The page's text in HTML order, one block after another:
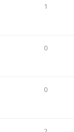
1
0
0